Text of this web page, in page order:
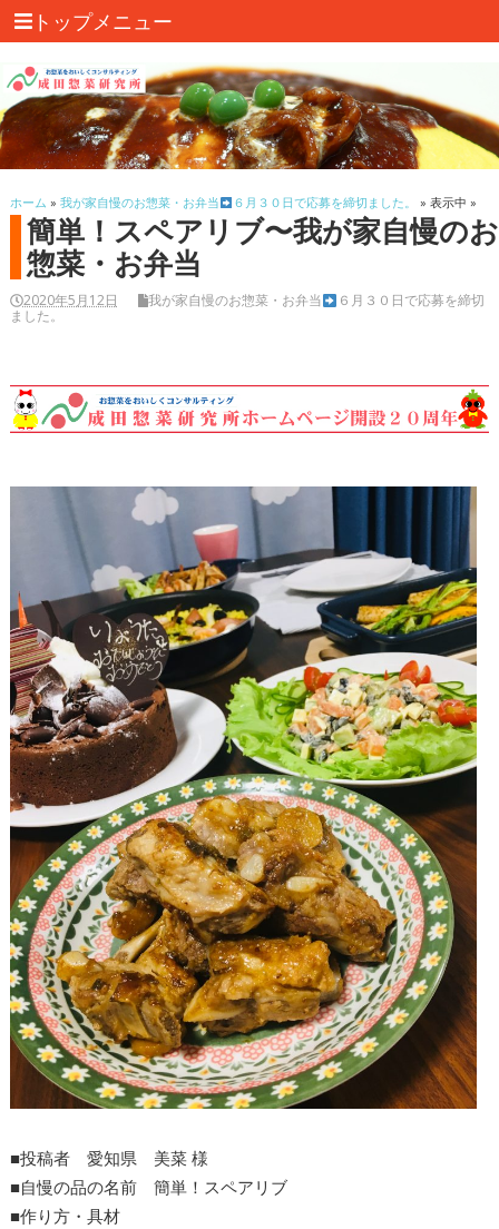
トップメニュー
ホーム » 我が家自慢のお惣菜・お弁当 ６月３０日で応募を締切ました。 » 表示中 »
簡単！スペアリブ〜我が家自慢のお
惣菜・お弁当
2020年5月12日 我が家自慢のお惣菜・お弁当
６月３０日で応募を締切
ました。
■投稿者 愛知県 美菜 様
■自慢の品の名前 簡単！スペアリブ
■作り方・具材